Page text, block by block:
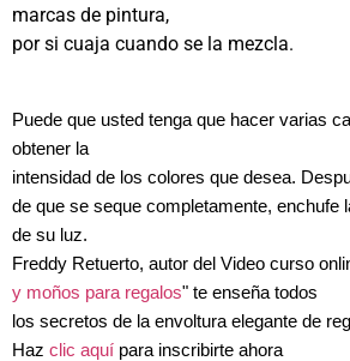
marcas de pintura,
por si cuaja cuando se la mezcla.
Puede que usted tenga que hacer varias
obtener la
intensidad de los colores que desea.
de que se seque completamente, enchufe
de su luz.
Freddy Retuerto, autor del Video curso
y moños para regalos" te enseña todos
los secretos de la envoltura elegante de
Haz clic aquí para inscribirte ahora